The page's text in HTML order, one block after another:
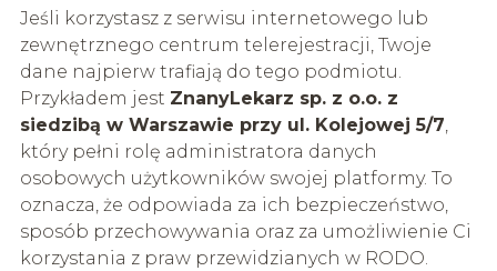
Jeśli korzystasz z serwisu internetowego lub
zewnętrznego centrum telerejestracji, Twoje
dane najpierw trafiają do tego podmiotu.
Przykładem jest ZnanyLekarz sp. z o.o. z
siedzibą w Warszawie przy ul. Kolejowej 5/7,
który pełni rolę administratora danych
osobowych użytkowników swojej platformy. To
oznacza, że odpowiada za ich bezpieczeństwo,
sposób przechowywania oraz za umożliwienie Ci
korzystania z praw przewidzianych w RODO.